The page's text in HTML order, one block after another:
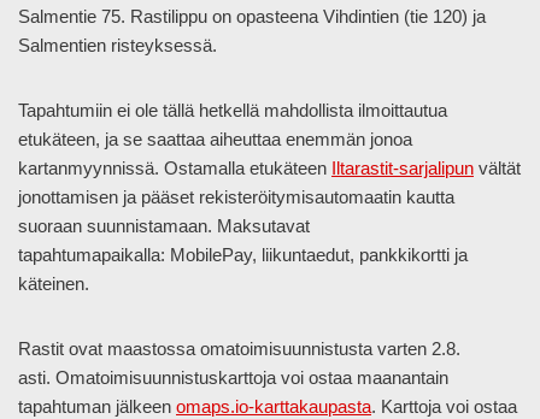
Salmentie 75. Rastilippu on opasteena Vihdintien (tie 120) ja
Salmentien risteyksessä.
Tapahtumiin ei ole tällä hetkellä mahdollista ilmoittautua
etukäteen, ja se saattaa aiheuttaa enemmän jonoa
kartanmyynnissä. Ostamalla etukäteen Iltarastit-sarjalipun vältät
jonottamisen ja pääset rekisteröitymisautomaatin kautta
suoraan suunnistamaan. Maksutavat
tapahtumapaikalla: MobilePay, liikuntaedut, pankkikortti ja
käteinen.
Rastit ovat maastossa omatoimisuunnistusta varten 2.8.
asti. Omatoimisuunnistuskarttoja voi ostaa maanantain
tapahtuman jälkeen omaps.io-karttakaupasta. Karttoja voi ostaa